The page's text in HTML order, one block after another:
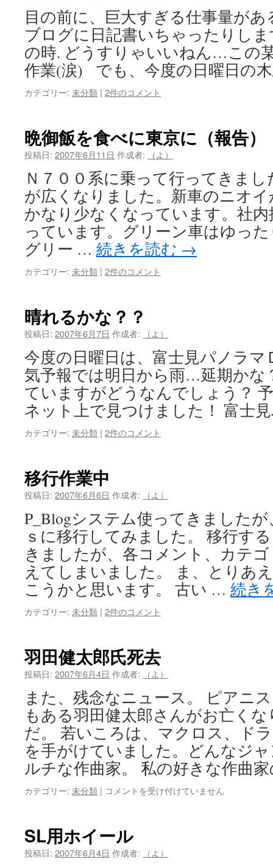
目の前に、巨大すぎる仕事量が
ブログに日記書いちゃったりし
の時. どうすりゃいいねん…この
作業(涙) でも、今度の日曜日の
カテゴリー: 未分類 | 2件のコメント
晩御飯を食べに東京に（報告）
投稿日: 2007年6月11日 作成者: （よ）
Ｎ７００系に乗って行ってきま
が広くなりました。新車のニオ
かなり少なくなっています。社
っています。グリーン車はゆっ
グリー … 続きを読む →
カテゴリー: 未分類 | 2件のコメント
晴れるかな？？
投稿日: 2007年6月7日 作成者: （よ）
今度の日曜日は、富士見パノラマ
気予報では明日から雨…延期かな
ていますがどうなんでしょう？
ネット上で見つけました！ 富士
カテゴリー: 未分類 | 2件のコメント
移行作業中
投稿日: 2007年6月6日 作成者: （よ）
P_Blogシステム使ってきました
ｓに移行してみました。 移行す
きましたが、各コメント、カテ
えてしまいました。 ま、とりあ
こうかと思います。 古い … 続き
カテゴリー: 未分類 | 2件のコメント
羽田健太郎氏死去
投稿日: 2007年6月4日 作成者: （よ）
また、残念なニュース。 ピアニ
もある羽田健太郎さんがお亡く
だ。 若いころは、マクロス、ド
を手がけていました。どんなジ
ルチな作曲家。 私の好きな作曲
カテゴリー: 未分類 | 羽
郎
氏
コメントを受け付けていません
SL用ホイール
投稿日: 2007年6月4日 作成者: （よ）